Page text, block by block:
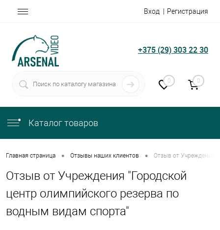
Вход Регистрация
+375 (29) 303 22 30
0 0
Каталог товаров
Главная страница • Отзывы наших клиентов • Отзыв от Учреждения
Отзыв от Учреждения "Городской
центр олимпийского резерва по
водным видам спорта"